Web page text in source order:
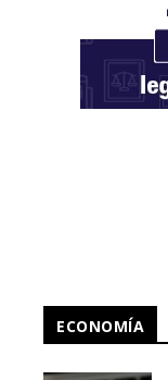
ECONOMÍA